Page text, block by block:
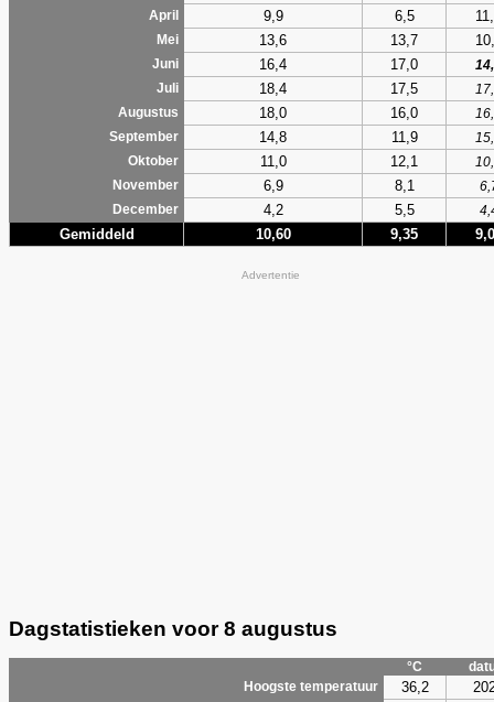
April 9,9 6,5
Mei 13,6 13,7
Juni 16,4 17,0
Juli
18,4 17,5
Augustus
18,0 16,0
September
14,8 11,9
Oktober
11,0 12,1
November
6,9 8,1
December
4,2 5,5
Gemiddeld 10,60 9,35
Advertentie
Dagstatistieken voor 8 augustus
°C
Hoogste temperatuur
36,2